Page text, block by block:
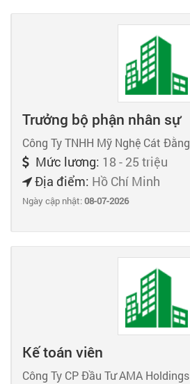
Trưởng bộ phận nhân sự
Công Ty TNHH Mỹ Nghệ Cát Đằng
Mức lương: 18 - 25 triệu
Địa điểm: Hồ Chí Minh
Ngày cập nhật:08-07-2026
Kế toán viên
Công Ty CP Đầu Tư AMA Holdings